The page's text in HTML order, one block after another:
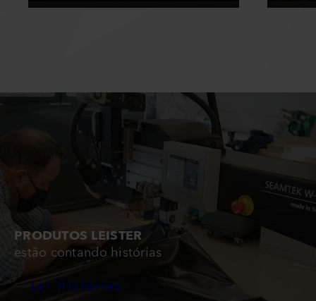
PRODUTOS LEISTER
estão contando histórias
Ler Histórias